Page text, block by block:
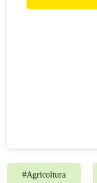
#Agricoltura